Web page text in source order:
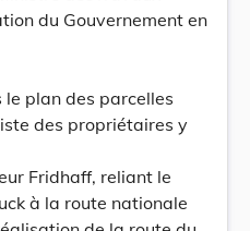
du Gouvernement en
plan des parcelles
des propriétaires y
Fridhaff, reliant le
à la route nationale